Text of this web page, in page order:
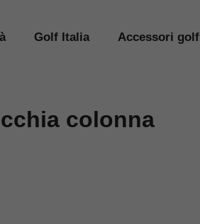
Golf Italia Accessori golf
colonna